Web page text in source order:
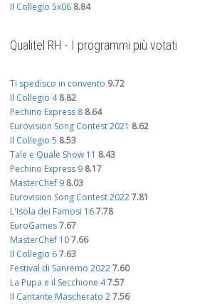
Il Collegio 5x06 8.84
Qualitel RH - I programmi più votati
Ti spedisco in convento 9.72
Il Collegio 4 8.82
Pechino Express 8 8.64
Eurovision Song Contest 2021 8.62
Il Collegio 5 8.53
Tale e Quale Show 11 8.43
Pechino Express 9 8.17
MasterChef 9 8.03
Eurovision Song Contest 20227.81
L'Isola dei Famosi 167.78
EuroGames7.67
MasterChef 107.66
Il Collegio 67.63
Festival di Sanremo 20227.60
La Pupa e il Secchione 47.57
Il Cantante Mascherato 27.56